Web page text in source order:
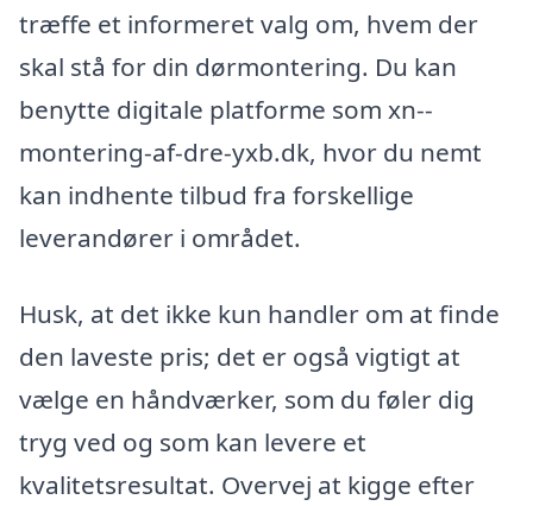
træffe et informeret valg om, hvem der
skal stå for din dørmontering. Du kan
benytte digitale platforme som xn--
montering-af-dre-yxb.dk, hvor du nemt
kan indhente tilbud fra forskellige
leverandører i området.
Husk, at det ikke kun handler om at finde
den laveste pris; det er også vigtigt at
vælge en håndværker, som du føler dig
tryg ved og som kan levere et
kvalitetsresultat. Overvej at kigge efter